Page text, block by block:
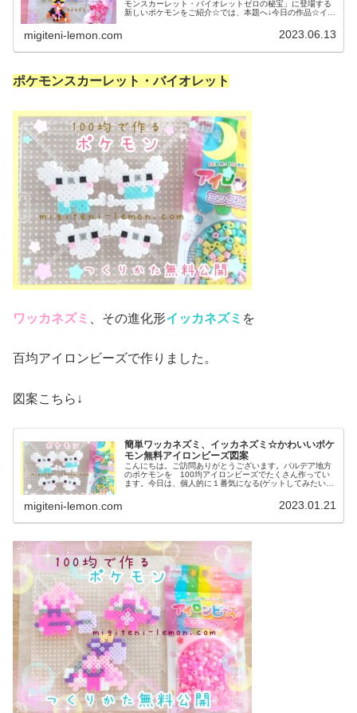
モンスカーレット・バイオレットゼロの秘宝」に登場する
新しいポケモンをご紹介☆では、本題へ↓今日の作品☆イイ
migiteni-lemon.com 2023.06.13
ポケモンスカーレット・バイオレット
ワッカネズミ 、その進化形イッカネズミ を
百均アイロンビーズで作りました。
図案こちら↓
簡単ワッカネズミ、イッカネズミ☆かわいいポケ
モン無料アイロンビーズ図案
こんにちは。ご訪問ありがとうございます。パルデア地方
のポケモンを 100均アイロンビーズでたくさん作ってい
ます。今日は、個人的に１番気になる(ゲットしてみたい)
migiteni-lemon.com 2023.01.21